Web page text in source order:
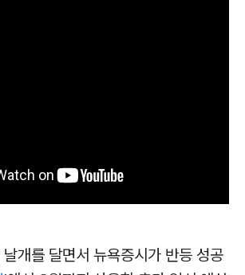
날개를 달면서 뉴욕증시가 반등 성공